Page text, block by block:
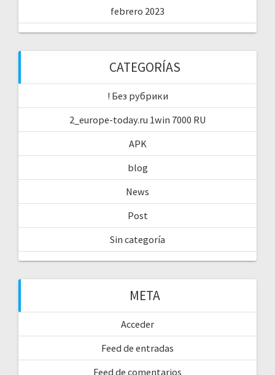
febrero 2023
CATEGORÍAS
! Без рубрики
2_europe-today.ru 1win 7000 RU
APK
blog
News
Post
Sin categoría
META
Acceder
Feed de entradas
Feed de comentarios